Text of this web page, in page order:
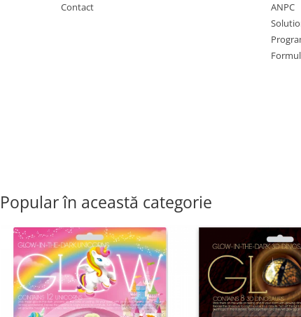
Contact
ANPC
Popular în această categorie